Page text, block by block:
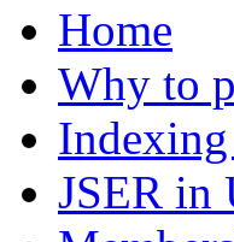
Home
Why to
JSER in